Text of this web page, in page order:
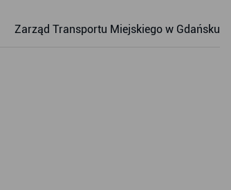
Zarząd Transportu Miejskiego w Gdańsku